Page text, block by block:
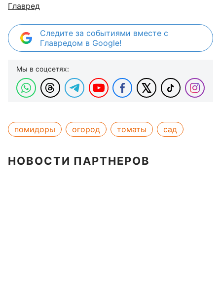
Главред
Следите за событиями вместе с
Главредом в Google!
Мы в соцсетях:
помидоры огород томаты сад
НОВОСТИ ПАРТНЕРОВ